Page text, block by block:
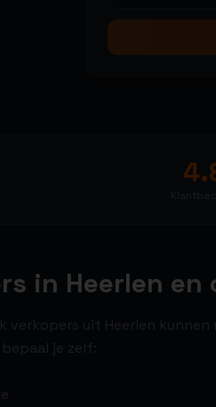
in Heerlen en
uit Heerlen kunnen
je zelf: